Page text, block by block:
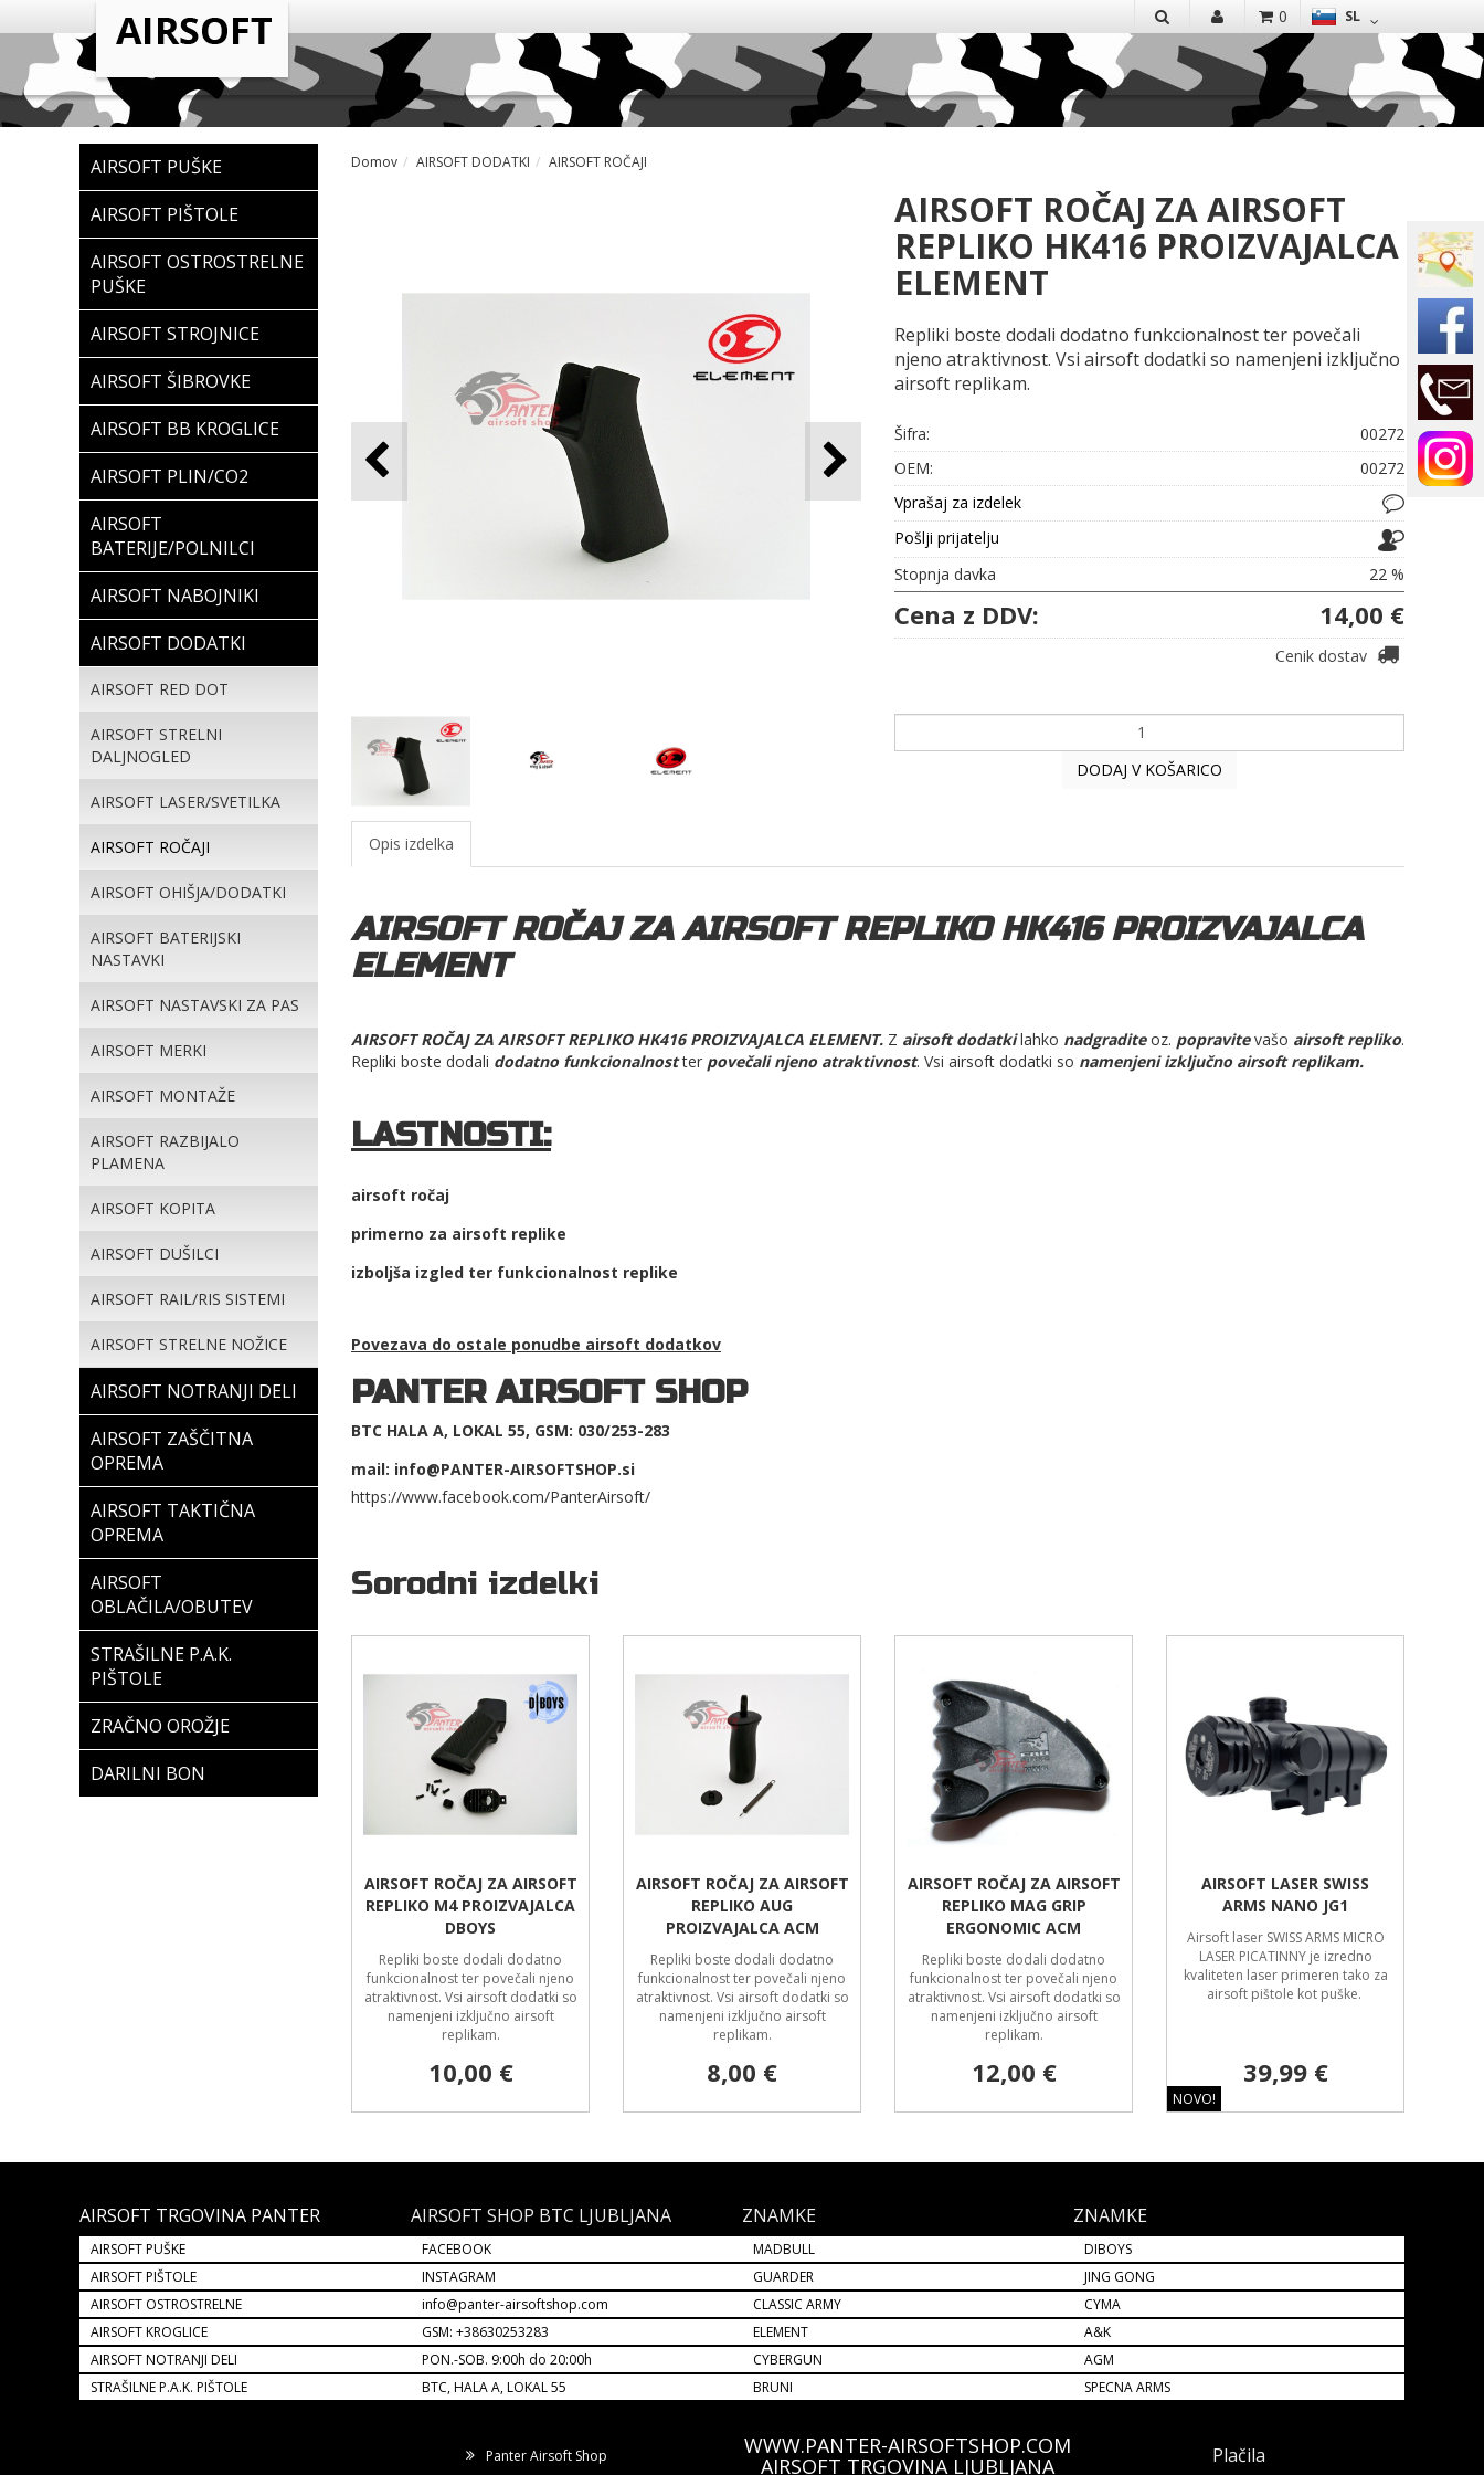
IŠČI
SL
0
AIRSOFT PUŠKE
AIRSOFT PIŠTOLE
AIRSOFT OSTROSTRELNE
PUŠKE
AIRSOFT STROJNICE
AIRSOFT ŠIBROVKE
AIRSOFT BB KROGLICE
AIRSOFT PLIN/CO2
AIRSOFT
BATERIJE/POLNILCI
AIRSOFT NABOJNIKI
AIRSOFT DODATKI
AIRSOFT RED DOT
AIRSOFT STRELNI
DALJNOGLED
AIRSOFT LASER/SVETILKA
AIRSOFT ROČAJI
AIRSOFT OHIŠJA/DODATKI
AIRSOFT BATERIJSKI
NASTAVKI
AIRSOFT NASTAVSKI ZA PAS
AIRSOFT MERKI
AIRSOFT MONTAŽE
AIRSOFT RAZBIJALO
PLAMENA
AIRSOFT KOPITA
AIRSOFT DUŠILCI
AIRSOFT RAIL/RIS SISTEMI
AIRSOFT STRELNE NOŽICE
AIRSOFT NOTRANJI DELI
AIRSOFT ZAŠČITNA
OPREMA
AIRSOFT TAKTIČNA
OPREMA
AIRSOFT
OBLAČILA/OBUTEV
STRAŠILNE P.A.K.
PIŠTOLE
ZRAČNO OROŽJE
DARILNI BON
Domov AIRSOFT DODATKI AIRSOFT ROČAJI
AIRSOFT ROČAJ ZA AIRSOFT
REPLIKO HK416 PROIZVAJALCA
ELEMENT
Repliki boste dodali dodatno funkcionalnost ter povečali
njeno atraktivnost. Vsi airsoft dodatki so namenjeni izključno
airsoft replikam.
Šifra:
00272
OEM:
00272
Vprašaj za izdelek
Pošlji prijatelju
Stopnja davka
22 %
Cena z DDV: 14,00 €
Cenik dostav
DODAJ V KOŠARICO
Opis izdelka
AIRSOFT ROČAJ ZA AIRSOFT REPLIKO HK416 PROIZVAJALCA
ELEMENT
AIRSOFT ROČAJ ZA AIRSOFT REPLIKO HK416 PROIZVAJALCA ELEMENT. Z airsoft dodatkilahko nadgraditeoz. popravitevašo airsoft repliko.
Repliki boste dodali dodatno funkcionalnostter povečali njeno atraktivnost. Vsi airsoft dodatki so namenjeni izključno airsoft replikam.
LASTNOSTI:
airsoft ročaj
primerno za airsoft replike
izboljša izgled ter funkcionalnost replike
Povezava do ostale ponudbe airsoft dodatkov
PANTER AIRSOFT SHOP
BTC HALA A, LOKAL 55, GSM: 030/253-283
mail: info@PANTER-AIRSOFTSHOP.si
https://www.facebook.com/PanterAirsoft/
Sorodni izdelki
AIRSOFT ROČAJ ZA AIRSOFT
REPLIKO M4 PROIZVAJALCA
DBOYS
Repliki boste dodali dodatno
funkcionalnost ter povečali njeno
atraktivnost. Vsi airsoft dodatki so
namenjeni izključno airsoft
replikam.
10,00 €
AIRSOFT ROČAJ ZA AIRSOFT
REPLIKO AUG
PROIZVAJALCA ACM
Repliki boste dodali dodatno
funkcionalnost ter povečali njeno
atraktivnost. Vsi airsoft dodatki so
namenjeni izključno airsoft
replikam.
8,00 €
AIRSOFT ROČAJ ZA AIRSOFT
REPLIKO MAG GRIP
ERGONOMIC ACM
Repliki boste dodali dodatno
funkcionalnost ter povečali njeno
atraktivnost. Vsi airsoft dodatki so
namenjeni izključno airsoft
replikam.
12,00 €
NOVO!
AIRSOFT LASER SWISS
ARMS NANO JG1
Airsoft laser SWISS ARMS MICRO
LASER PICATINNY je izredno
kvaliteten laser primeren tako za
airsoft pištole kot puške.
39,99 €
AIRSOFT TRGOVINA PANTER
AIRSOFT PUŠKE
AIRSOFT PIŠTOLE
AIRSOFT OSTROSTRELNE
AIRSOFT KROGLICE
AIRSOFT NOTRANJI DELI
STRAŠILNE P.A.K. PIŠTOLE
AIRSOFT SHOP BTC LJUBLJANA
FACEBOOK
INSTAGRAM
info@panter-airsoftshop.com
GSM: +38630253283
PON.-SOB. 9:00h do 20:00h
BTC, HALA A, LOKAL 55
ZNAMKE
MADBULL
GUARDER
CLASSIC ARMY
ELEMENT
CYBERGUN
BRUNI
ZNAMKE
DIBOYS
JING GONG
CYMA
A&K
AGM
SPECNA ARMS
Panter Airsoft Shop WWW.PANTER-AIRSOFTSHOP.COM
AIRSOFT TRGOVINA LJUBLJANA Plačila